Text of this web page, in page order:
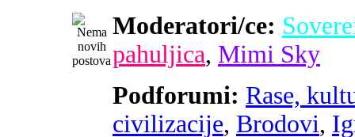
Moderatori/ce:
pahuljica, Mimi Sky
Podforumi: Rase,
civilizacije, Brodovi,